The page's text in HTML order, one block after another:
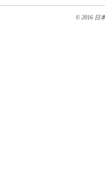
© 2016 日